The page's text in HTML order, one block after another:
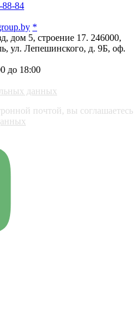
88-84
*
дом 5, строение 17. 246000,
ул. Лепешинского, д. 9Б, оф.
до 18:00
данных
почтой, вы соглашаетесь